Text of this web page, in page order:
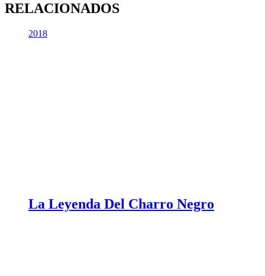
RELACIONADOS
2018
La Leyenda Del Charro Negro